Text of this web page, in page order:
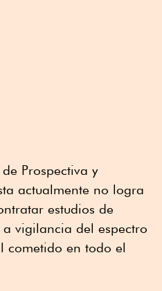
Prospectiva y
actualmente no logra
estudios de
vigilancia del espectro
cometido en todo el